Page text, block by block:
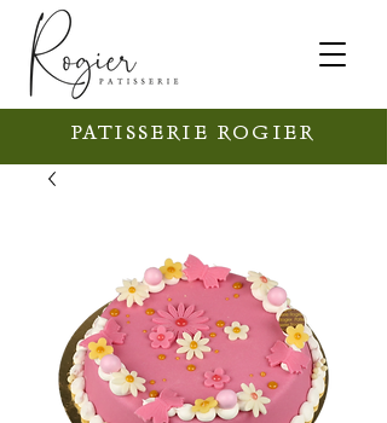
PATISSERIE ROGIER